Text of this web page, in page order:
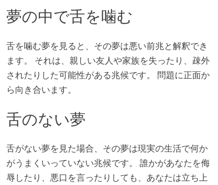
夢の中で舌を噛む
舌を噛む夢を見ると、その夢は悪い前兆と解釈でき
ます。 それは、親しい友人や家族を失ったり、疎外
されたりした可能性がある兆候です。 問題に正面か
ら向き合います。
舌のない夢
舌がない夢を見た場合、その夢は現実の生活で何か
がうまくいっていない兆候です。 誰かがあなたを侮
辱したり、悪口を言ったりしても、あなたは立ち上